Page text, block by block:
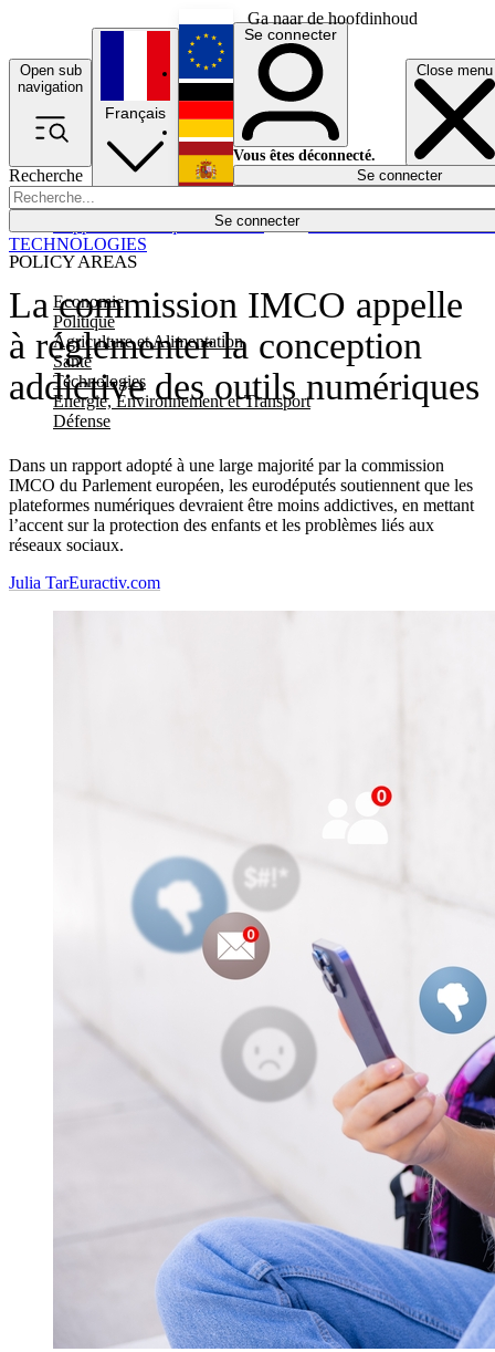
Ga naar de hoofdinhoud
Open sub
navigation
Close menu
Recherche
Se connecter
POLICY AREAS
Economie
Politique
Agriculture et Alimentation
Santé
Technologies
Energie, Environnement et Transport
Défense
Économie
Français
English
Deutsch
Español
Se connecter
Vous êtes déconnecté.
Se connecter
La commission IMCO appelle
à réglementer la conception
addictive des outils numériques
Dans un rapport adopté à une large majorité par la commission
IMCO du Parlement européen, les eurodéputés soutiennent que les
plateformes numériques devraient être moins addictives, en mettant
l’accent sur la protection des enfants et les problèmes liés aux
réseaux sociaux.
TECHNOLOGIES
Julia TarEuractiv.com